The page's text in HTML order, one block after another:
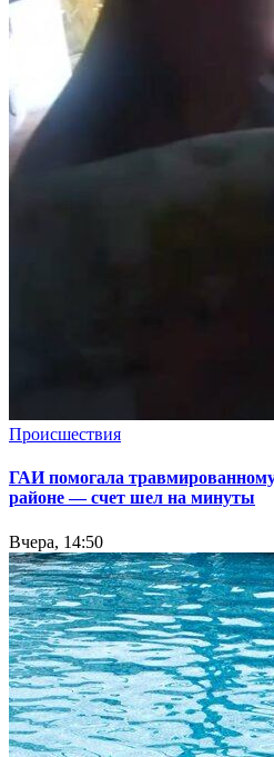
Происшествия
ГАИ помогала
районе — счет шел на минуты
Вчера, 14:50